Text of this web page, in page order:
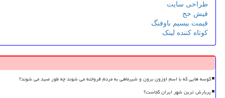
طراحی سایت
فیش حج
قیمت بیسیم باوفنگ
کوتاه کننده لینک
کوسه هایی که با اسم اوزون برون و شیرماهی به مردم فروخته می شوند چه طور صید می شوند؟
پربارش ترین شهر ایران کجاست؟